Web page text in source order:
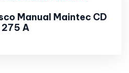
Manual Maintec CD
275 A